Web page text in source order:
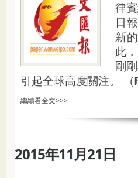
律
日
新
此
剛
引起全球高度關注。 （
繼續看全文>>>
2015年11月21日